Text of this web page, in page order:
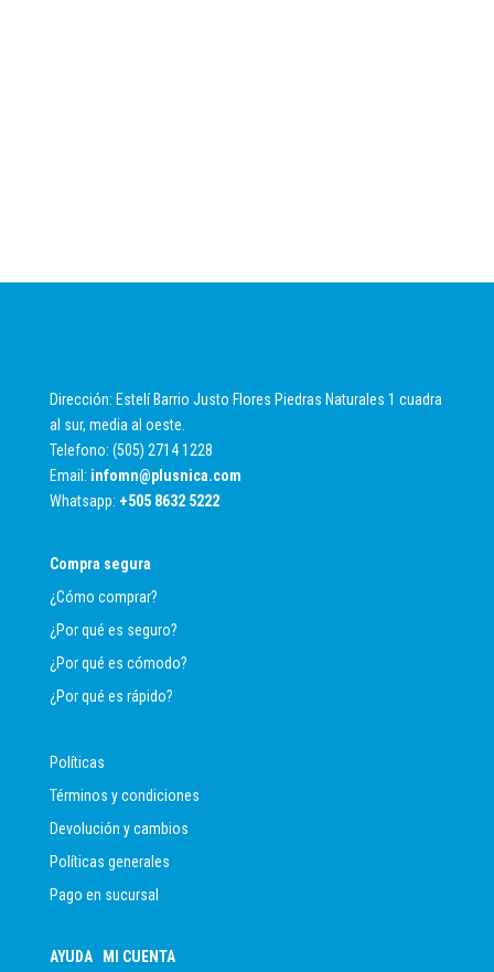
Dirección: Estelí Barrio Justo Flores Piedras Naturales 1 cuadra
al sur, media al oeste.
Telefono: (505) 2714 1228
Email: infomn@plusnica.com
Whatsapp: +505 8632 5222
Compra segura
¿Cómo comprar?
¿Por qué es seguro?
¿Por qué es cómodo?
¿Por qué es rápido?
Políticas
Términos y condiciones
Devolución y cambios
Políticas generales
Pago en sucursal
AYUDA MI CUENTA